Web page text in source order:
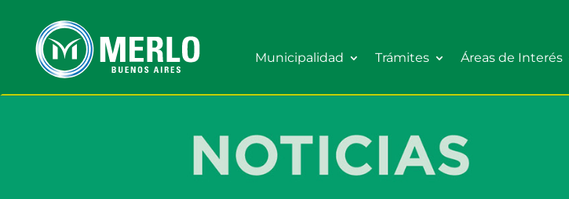
Municipalidad Trámites Áreas de Interés